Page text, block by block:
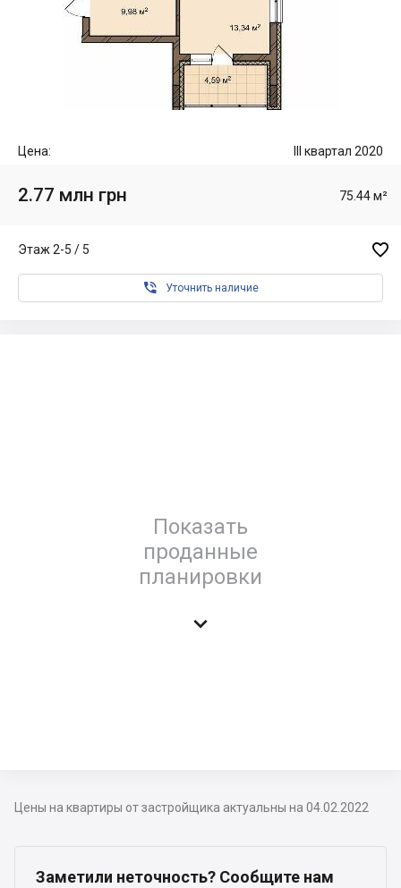
Цена: III квартал 2020
2.77 млн грн 75.44 м²
Этаж 2-5 / 5 
 Уточнить наличие
Показать
проданные
планировки

Цены на квартиры от застройщика актуальны на 04.02.2022
Заметили неточность? Сообщите нам